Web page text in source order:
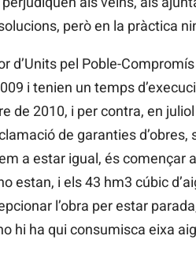
però en la pràctica
d’Units pel Poble-
i tenien un temps
de 2010, i per contra, en
de garanties
a estar igual, és
estan, i els 43 hm3 cúbic
l’obra per estar
hi ha qui consumisca eixa